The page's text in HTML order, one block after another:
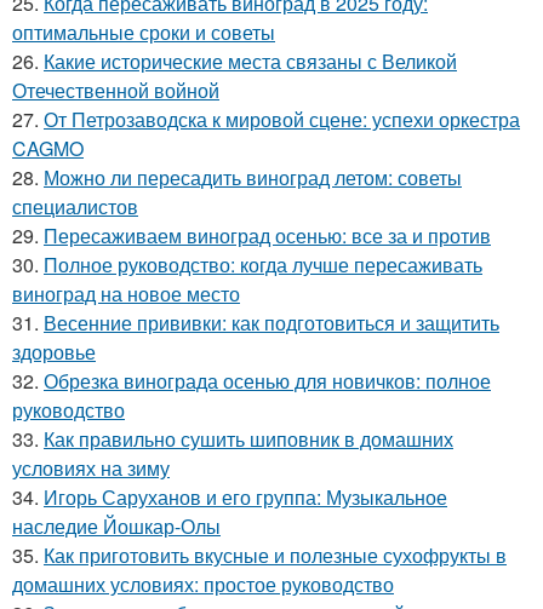
оптимальные сроки и советы
26. Какие исторические места связаны с Великой
Отечественной войной
27. От Петрозаводска к мировой сцене: успехи оркестра
CAGMO
28. Можно ли пересадить виноград летом: советы
специалистов
29. Пересаживаем виноград осенью: все за и против
30. Полное руководство: когда лучше пересаживать
виноград на новое место
31. Весенние прививки: как подготовиться и защитить
здоровье
32. Обрезка винограда осенью для новичков: полное
руководство
33. Как правильно сушить шиповник в домашних
условиях на зиму
34. Игорь Саруханов и его группа: Музыкальное
наследие Йошкар-Олы
35. Как приготовить вкусные и полезные сухофрукты в
домашних условиях: простое руководство